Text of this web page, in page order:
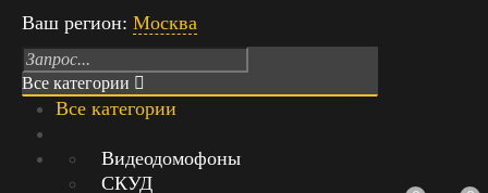
Ваш регион: Москва
Все категории
Все категории
Видеодомофоны
СКУД
Режим работы: Пн-Вс с 9:00 до 21:00